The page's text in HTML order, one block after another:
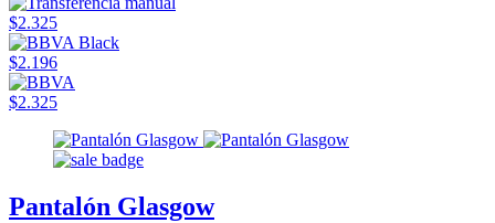
$2.325
$2.196
$2.325
Pantalón Glasgow